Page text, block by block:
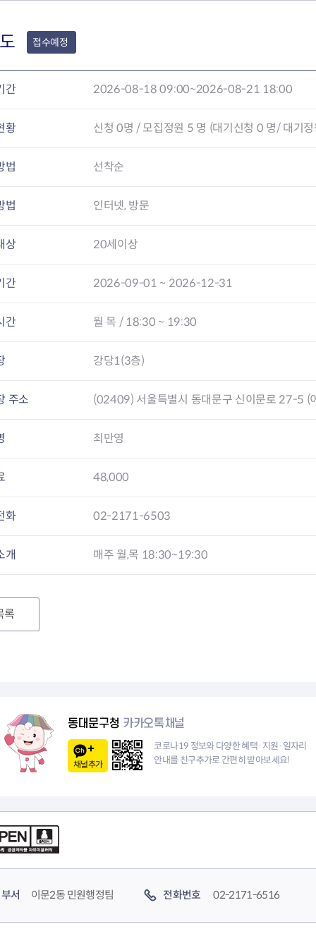
동대문구 기억여행
공공데이터개방
회기동
휘경1동
이문1동
이문2동
공직자부조리신고
공익신고
복지·보조금 부정신고
구민고객의 권리
청렴자료방
감사실시결과
구민감사참여
보조금공개
구민감사관활동
자원봉사
보훈
청소환경소식
쓰레기배출및수거
종량제봉투 및 납부필증
재활용센터
환경개선부담금
환경제도
석면건축물 DB
탄소중립 생활 실천 캠페인
보행환경 개선사업
탄소중립지원센터
중소기업자
사회적경제
민생회복소
접수예정
간 2026-08-18 09:00~2026-08-21 18:00
황 신청0명 / 모집정원 5 명 (대기신청 0 명/ 대기
법 선착순
법 인터넷, 방문
상 20세이상
간 2026-09-01 ~ 2026-12-31
간 월 목 / 18:30 ~ 19:30
강당1(3층)
주소 (02409) 서울특별시 동대문구 신이문로 27-5 (
최만영
48,000
화 02-2171-6503
개 매주 월,목 18:30~19:30
록
동대문구청 카카오톡채널
채널추가
코로나19 정보와 다양한 혜택·지원·일자리
안내를 친구추가로 간편히 받아보세요!
부서 이문2동 민원행정팀 전화번호 02-2171-6516